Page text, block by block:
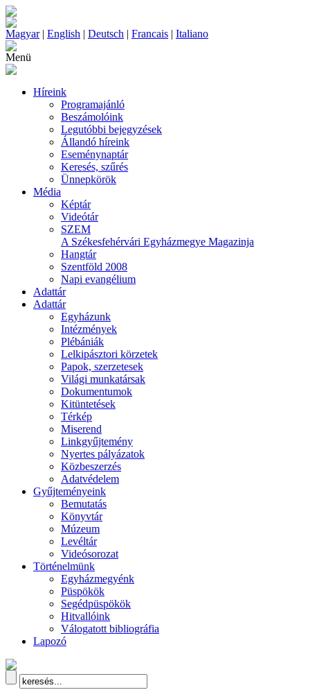
Magyar| English | Deutsch | Francais | Italiano
Menü
Híreink
Programajánló
Beszámolóink
Legutóbbi bejegyzések
Állandó híreink
Eseménynaptár
Keresés, szűrés
Ünnepkörök
Média
Képtár
Videótár
SZEM
A Székesfehérvári Egyházmegye Magazinja
Hangtár
Szentföld 2008
Napi evangélium
Adattár
Adattár
Egyházunk
Intézmények
Plébániák
Lelkipásztori körzetek
Papok, szerzetesek
Világi munkatársak
Dokumentumok
Kitüntetések
Térkép
Miserend
Linkgyűjtemény
Nyertes pályázatok
Közbeszerzés
Adatvédelem
Gyűjteményeink
Bemutatás
Könyvtár
Múzeum
Levéltár
Videósorozat
Történelmünk
Egyházmegyénk
Püspökök
Segédpüspökök
Hitvallóink
Válogatott bibliográfia
Lapozó